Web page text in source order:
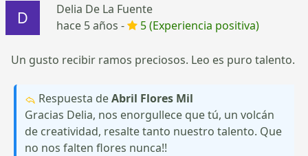
Delia De La Fuente
hace 5 años -
5 (Experiencia positiva)
Un gusto recibir ramos preciosos. Leo es puro talento.
Respuesta deAbril Flores Mil
Gracias Delia, nos enorgullece que tú, un volcán
de creatividad, resalte tanto nuestro talento. Que
no nos falten flores nunca!!